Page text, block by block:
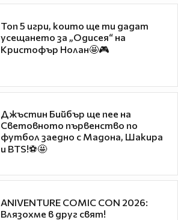
Топ 5 игри, които ще ти дадат
усещането за „Одисея“ на
Кристофър Нолан🤩🎮
Джъстин Бийбър ще пее на
Световното първенство по
футбол заедно с Мадона, Шакира
и BTS!⚽🤩
ANIVENTURE COMIC CON 2026:
Влязохме в друг свят!